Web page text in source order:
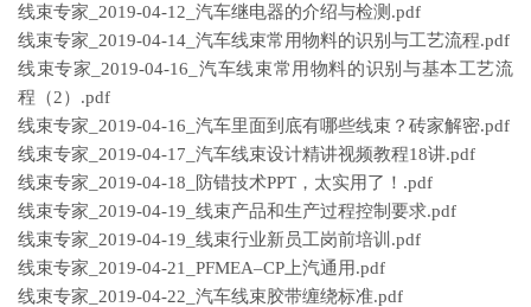
线束专家_2019-04-12_汽车继电器的介绍与检测.pdf
线束专家_2019-04-14_汽车线束常用物料的识别与工艺流程.pdf
线束专家_2019-04-16_汽车线束常用物料的识别与基本工艺流
程（2）.pdf
线束专家_2019-04-16_汽车里面到底有哪些线束？砖家解密.pdf
线束专家_2019-04-17_汽车线束设计精讲视频教程18讲.pdf
线束专家_2019-04-18_防错技术PPT，太实用了！.pdf
线束专家_2019-04-19_线束产品和生产过程控制要求.pdf
线束专家_2019-04-19_线束行业新员工岗前培训.pdf
线束专家_2019-04-21_PFMEA–CP上汽通用.pdf
线束专家_2019-04-22_汽车线束胶带缠绕标准.pdf